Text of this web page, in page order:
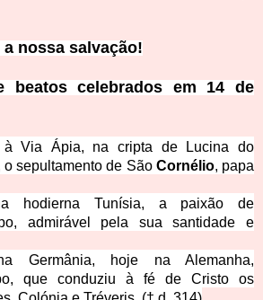
nossa salvação!
beatos celebrados em 14 de
à Via Ápia, na cripta de Lucina do
sepultamento de São Cornélio, papa
hodierna Tunísia, a paixão de
admirável pela sua santidade e
Germânia, hoje na Alemanha,
que conduziu à fé de Cristo os